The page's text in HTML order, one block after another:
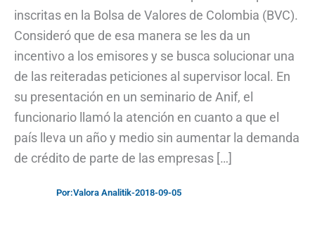
inscritas en la Bolsa de Valores de Colombia (BVC).
Consideró que de esa manera se les da un
incentivo a los emisores y se busca solucionar una
de las reiteradas peticiones al supervisor local. En
su presentación en un seminario de Anif, el
funcionario llamó la atención en cuanto a que el
país lleva un año y medio sin aumentar la demanda
de crédito de parte de las empresas […]
Por:Valora Analitik-2018-09-05